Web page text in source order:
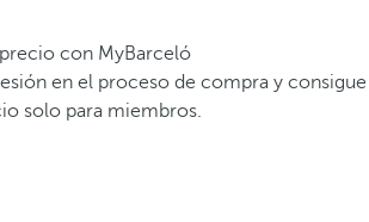
con MyBarceló
en el proceso de compra y consigue
solo para miembros.